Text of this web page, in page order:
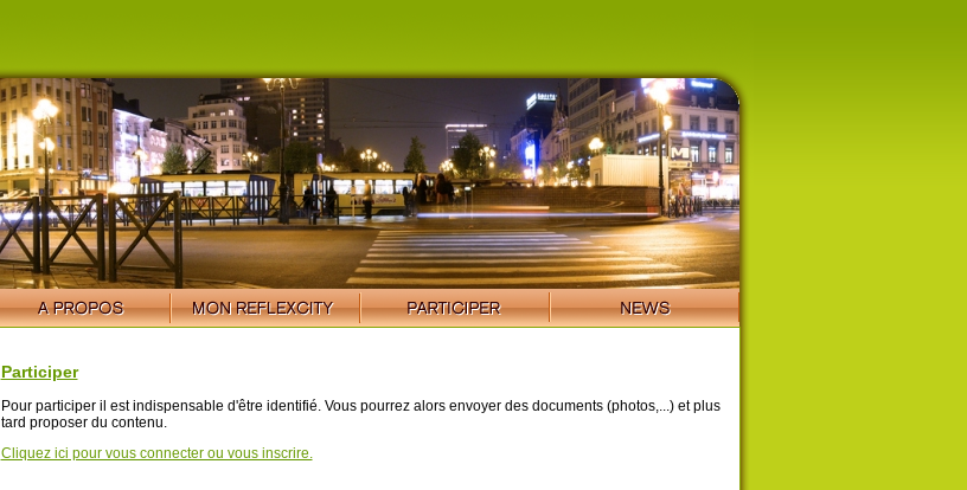
Participer
Pour participer il est indispensable d'être identifié. Vous pourrez alors envoyer des documents (photos,...) et plus
tard proposer du contenu.
Cliquez ici pour vous connecter ou vous inscrire.